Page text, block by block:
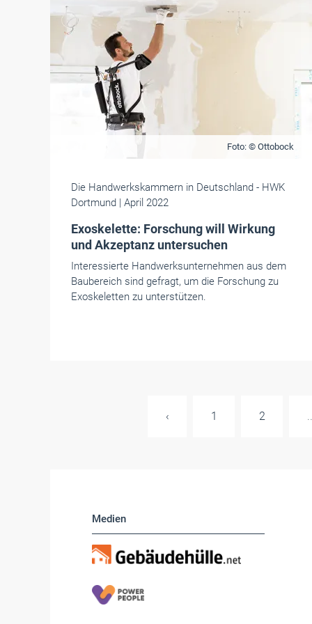
Foto: © Ottobock
Die Handwerkskammern in Deutschland - HWK
Dortmund | April 2022
Exoskelette: Forschung will Wirkung
und Akzeptanz untersuchen
Interessierte Handwerksunternehmen aus dem
Baubereich sind gefragt, um die Forschung zu
Exoskeletten zu unterstützen.
‹ 1 2
Medien